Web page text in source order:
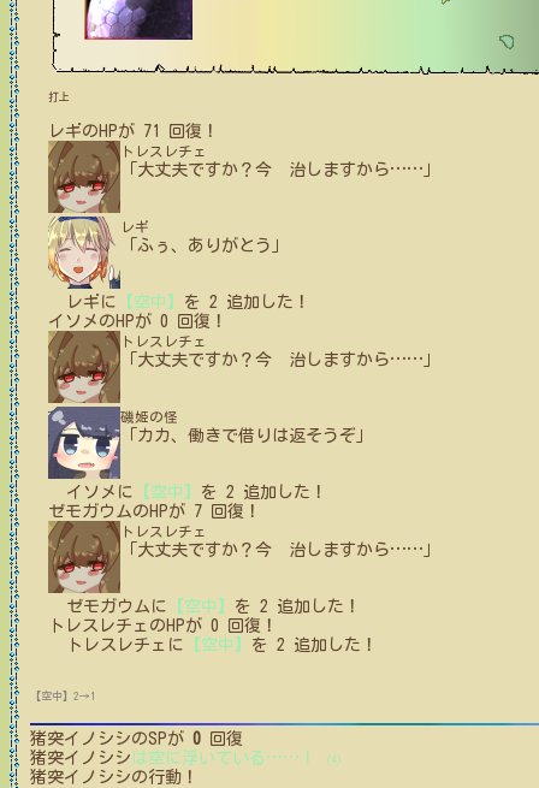
打上
レギの HPが 71 回復！
トレスレチェ
「大丈夫ですか？今 治しますから……
レギ
「ふぅ、ありがとう」
レギ に 【空中】 を 2 追加した！
イソメ の HPが 0 回復！
トレスレチェ
「大丈夫ですか？今 治しますから……
磯姫の怪
「カカ、働きで借りは返そうぞ」
イソメ に 【空中】 を 2 追加した！
ゼモガウムの HPが 7 回復！
トレスレチェ
「大丈夫ですか？今 治しますから……
ゼモガウム に 【空中】 を 2 追加した！
トレスレチェ の HPが 0 回復！
トレスレチェ に 【空中】 を 2 追加した！
【空中】2→1
猪突イノシシのSPが 0 回復
猪突イノシシ は空に浮いている …… ！ (4)
猪突イノシシの行動！